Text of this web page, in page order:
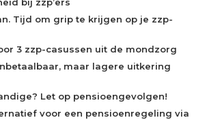
bij zzp’ers
Tijd om grip te krijgen op je zzp-
3 zzp-casussen uit de mondzorg
maar lagere uitkering
Let op pensioengevolgen!
voor een pensioenregeling via